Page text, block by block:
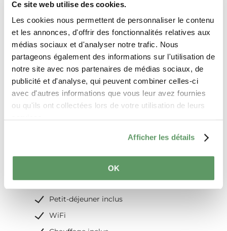
Ce site web utilise des cookies.
Les cookies nous permettent de personnaliser le contenu
et les annonces, d'offrir des fonctionnalités relatives aux
médias sociaux et d'analyser notre trafic. Nous
partageons également des informations sur l'utilisation de
notre site avec nos partenaires de médias sociaux, de
publicité et d'analyse, qui peuvent combiner celles-ci
avec d'autres informations que vous leur avez fournies
ou qu'ils ont collectées lors de votre utilisation de leurs
Afficher les détails
OK
Balcon / terrasse
Restaurant
Chambre non-fumeur
Location de vélos
Salle de réunion
Terrain de jeux
Parking : gratuit
Petit-déjeuner inclus
WiFi